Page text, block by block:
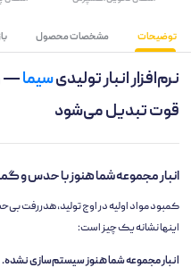
توضیحات مشخصات محصول
نرم‌افزار انبار تولیدیسیما—
قوت تبدیل می‌شود
انبار مجموعه شما هنوز با حدس و
کمبود مواد اولیه در اوج تولید، هدررفت
اینها نشانه یک چیز است:
انبار مجموعه شما هنوز سیستم‌سازی نشده.